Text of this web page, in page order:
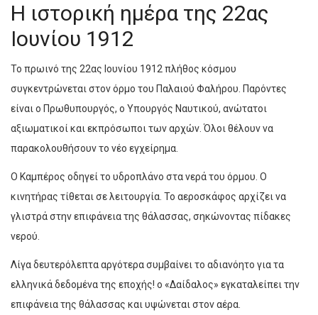
Η ιστορική ημέρα της 22ας
Ιουνίου 1912
Το πρωινό της 22ας Ιουνίου 1912 πλήθος κόσμου
συγκεντρώνεται στον όρμο του Παλαιού Φαλήρου. Παρόντες
είναι ο Πρωθυπουργός, ο Υπουργός Ναυτικού, ανώτατοι
αξιωματικοί και εκπρόσωποι των αρχών. Όλοι θέλουν να
παρακολουθήσουν το νέο εγχείρημα.
Ο Καμπέρος οδηγεί το υδροπλάνο στα νερά του όρμου. Ο
κινητήρας τίθεται σε λειτουργία. Το αεροσκάφος αρχίζει να
γλιστρά στην επιφάνεια της θάλασσας, σηκώνοντας πίδακες
νερού.
Λίγα δευτερόλεπτα αργότερα συμβαίνει το αδιανόητο για τα
ελληνικά δεδομένα της εποχής! ο «Δαίδαλος» εγκαταλείπει την
επιφάνεια της θάλασσας και υψώνεται στον αέρα.